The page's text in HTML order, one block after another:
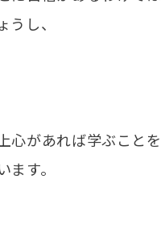
うし、
心があれば学ぶことを
ます。